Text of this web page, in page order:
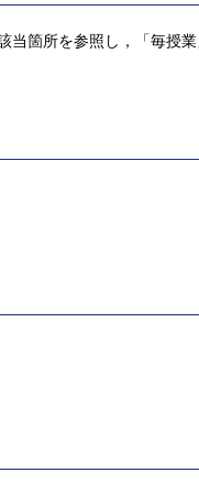
箇所を参照し，「毎授